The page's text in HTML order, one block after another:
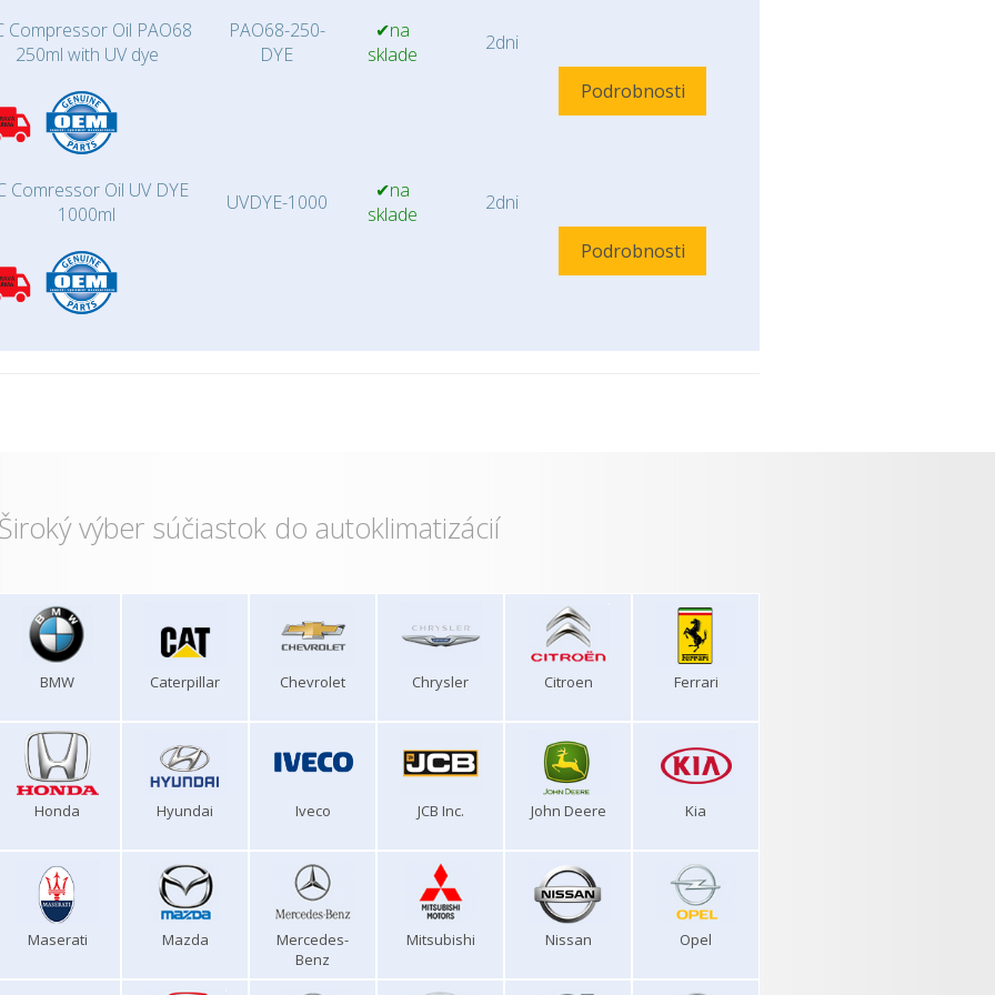
Compressor Oil PAO68
250ml with UV dye
PAO68-250-
DYE
✔na
sklade
2dni
Podrobnosti
Comressor Oil UV DYE
1000ml
UVDYE-1000
✔na
sklade
2dni
Podrobnosti
výber súčiastok do autoklimatizácií
BMW Caterpillar Chevrolet Chrysler Citroen Ferrari
Honda Hyundai Iveco JCB Inc. John Deere Kia
Maserati Mazda
Mercedes-
Benz
Mitsubishi Nissan Opel